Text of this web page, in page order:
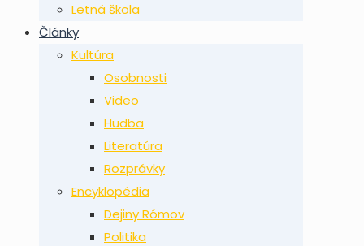
Letná škola
Články
Kultúra
Osobnosti
Video
Hudba
Literatúra
Rozprávky
Encyklopédia
Dejiny Rómov
Politika